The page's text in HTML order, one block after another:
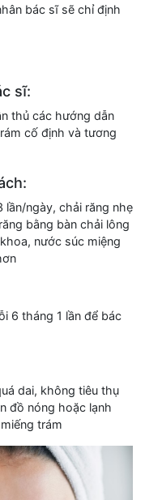
bác sĩ sẽ chỉ định
sĩ:
thủ các hướng dẫn
cố định và tương
lần/ngày, chải răng nhẹ
bằng bàn chải lông
nước súc miệng
6 tháng 1 lần để bác
dai, không tiêu thụ
đồ nóng hoặc lạnh
trám